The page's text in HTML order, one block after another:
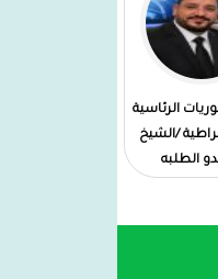
الرئاسية
/الشيخ
الطلبه